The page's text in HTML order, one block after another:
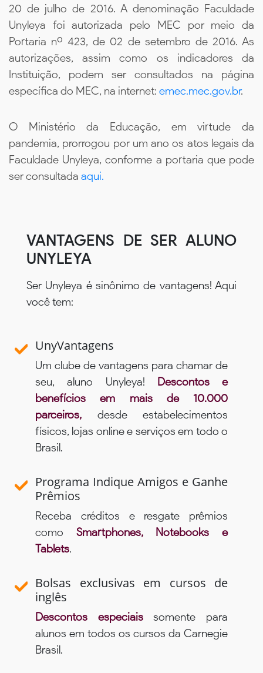
20 de julho de 2016. A denominação Faculdade
Unyleya foi autorizada pelo MEC por meio da
Portaria nº 423, de 02 de setembro de 2016. As
autorizações, assim como os indicadores da
Instituição, podem ser consultados na página
específica do MEC, na internet: emec.mec.gov.br.
O Ministério da Educação, em virtude da
pandemia, prorrogou por um ano os atos legais da
Faculdade Unyleya, conforme a portaria que pode
ser consultada aqui.
VANTAGENS DE SER ALUNO
UNYLEYA
Ser Unyleya é sinônimo de vantagens! Aqui
você tem:
UnyVantagens
Um clube de vantagens para chamar de
seu, aluno Unyleya! Descontos e
benefícios em mais de 10.000
parceiros, desde estabelecimentos
físicos, lojas online e serviços em todo o
Brasil.
Programa Indique Amigos e Ganhe
Prêmios
Receba créditos e resgate prêmios
como Smartphones, Notebooks e
Tablets.
Bolsas exclusivas em cursos de
inglês
Descontos especiaissomente para
alunos em todos os cursos da Carnegie
Brasil.